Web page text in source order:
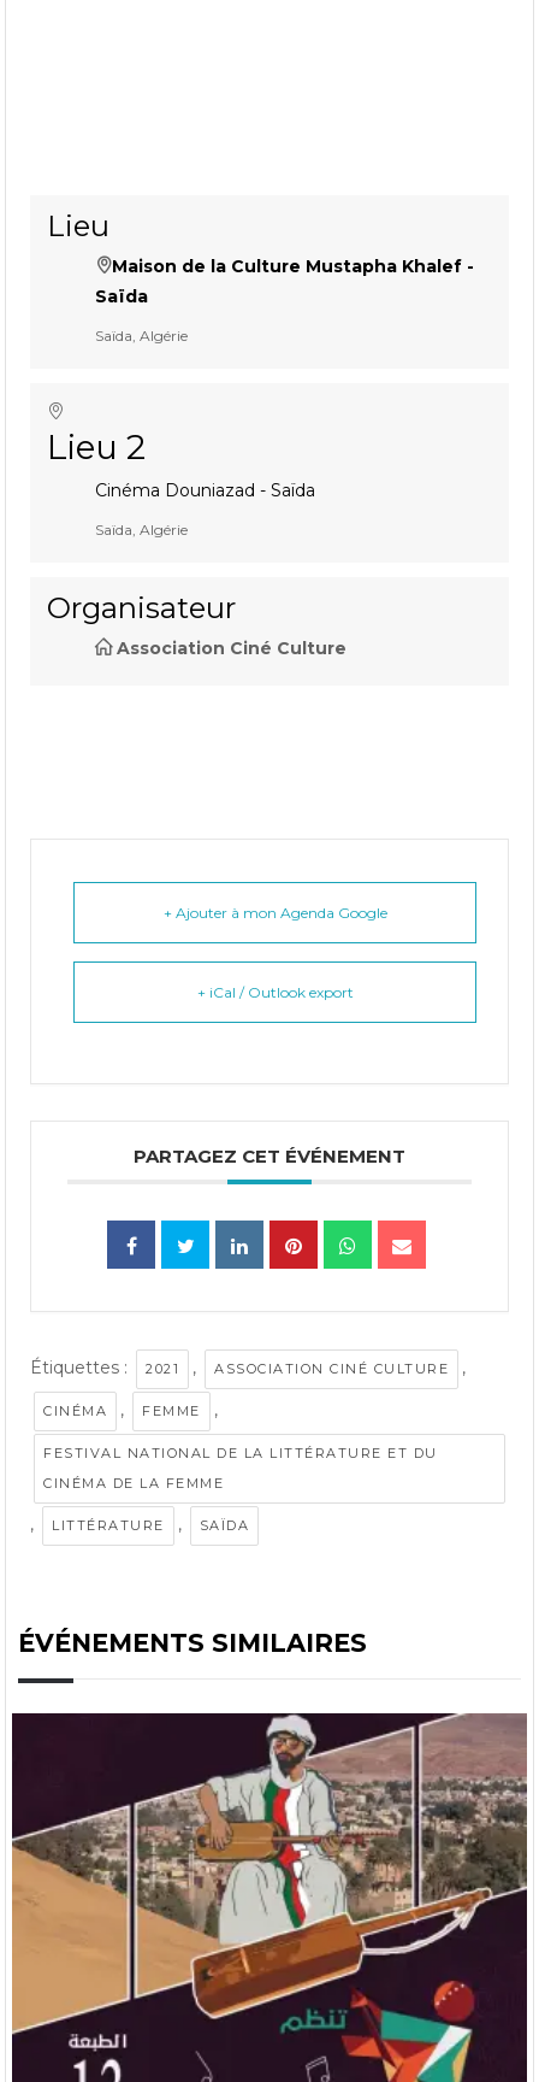
Lieu
Maison de la Culture Mustapha Khalef -
Saïda
Saïda, Algérie
Lieu 2
Cinéma Douniazad - Saïda
Saïda, Algérie
Organisateur
Association Ciné Culture
+ Ajouter à mon Agenda Google
+ iCal / Outlook export
PARTAGEZ CET ÉVÉNEMENT
Étiquettes : 2021 , ASSOCIATION CINÉ CULTURE ,
CINÉMA , FEMME ,
FESTIVAL NATIONAL DE LA LITTÉRATURE ET DU
CINÉMA DE LA FEMME
, LITTÉRATURE , SAÏDA
ÉVÉNEMENTS SIMILAIRES